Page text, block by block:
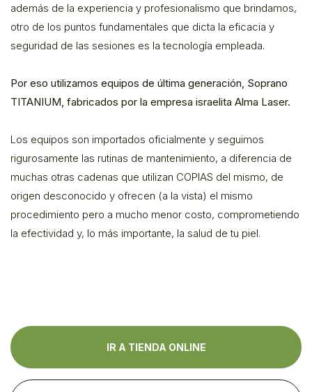
además de la experiencia y profesionalismo que brindamos,
otro de los puntos fundamentales que dicta la eficacia y
seguridad de las sesiones es la tecnología empleada.
Por eso utilizamos equipos de última generación, Soprano
TITANIUM, fabricados por la empresa israelita Alma Laser.
Los equipos son importados oficialmente y seguimos
rigurosamente las rutinas de mantenimiento, a diferencia de
muchas otras cadenas que utilizan COPIAS del mismo, de
origen desconocido y ofrecen (a la vista) el mismo
procedimiento pero a mucho menor costo, comprometiendo
la efectividad y, lo más importante, la salud de tu piel.
IR A TIENDA ONLINE